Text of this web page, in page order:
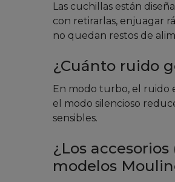
Las cuchillas están
con retirarlas, enjuagar
no quedan restos de
¿Cuánto ruido
En modo turbo, el ruido
el modo silencioso
sensibles.
¿Los
modelos